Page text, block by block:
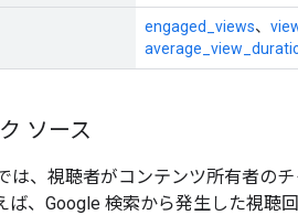
engaged_views、
ソース
は、視聴者がコンテンツ所有者の
ば、Google 検索から発生した視聴